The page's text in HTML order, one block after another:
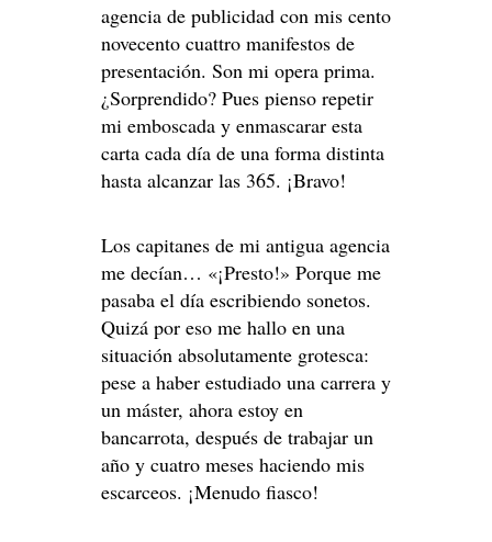
agencia de publicidad con mis cento
novecento cuattro manifestos de
presentación. Son mi opera prima.
¿Sorprendido? Pues pienso repetir
mi emboscada y enmascarar esta
carta cada día de una forma distinta
hasta alcanzar las 365. ¡Bravo!
Los capitanes de mi antigua agencia
me decían… «¡Presto!» Porque me
pasaba el día escribiendo sonetos.
Quizá por eso me hallo en una
situación absolutamente grotesca:
pese a haber estudiado una carrera y
un máster, ahora estoy en
bancarrota, después de trabajar un
año y cuatro meses haciendo mis
escarceos. ¡Menudo fiasco!